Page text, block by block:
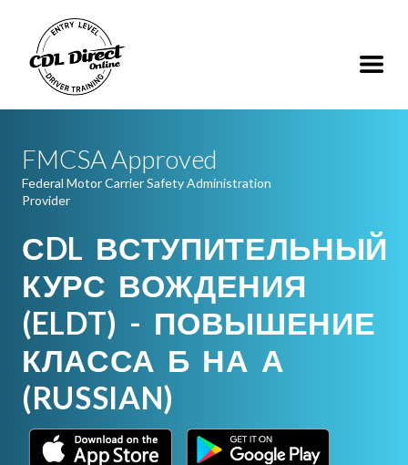
FMCSA Approved
Federal Motor Carrier Safety Administration
Provider
СDL ВСТУПИТЕЛЬНЫЙ
КУРС ВОЖДЕНИЯ
(ELDT) - ПОВЫШЕНИЕ
КЛАССА Б НА А
(RUSSIAN)